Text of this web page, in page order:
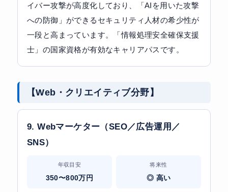
イバー攻撃が高度化しており、「AIを用いた攻撃
への防御」ができるセキュリティ人材の希少性が
一段と高まっています。「情報処理安全確保支援
士」の国家資格が有効なキャリアパスです。
【Web・クリエイティブ分野】
9. Webマーケター（SEO／広告運用／
SNS）
年収目安
350〜800万円
将来性
◎ 高い